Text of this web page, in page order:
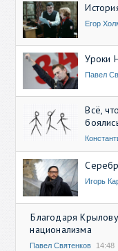
Егор
Уроки
Павел
Всё,
Игорь
Благодаря
национализма
Павел Святенков 14:48